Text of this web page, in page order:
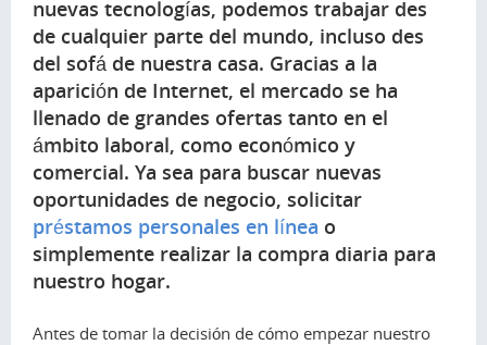
nuevas tecnologías, podemos trabajar des
de cualquier parte del mundo, incluso des
del sofá de nuestra casa. Gracias a la
aparición de Internet, el mercado se ha
llenado de grandes ofertas tanto en el
ámbito laboral, como económico y
comercial. Ya sea para buscar nuevas
oportunidades de negocio, solicitar
préstamos personales en línea o
simplemente realizar la compra diaria para
nuestro hogar.
Antes de tomar la decisión de cómo empezar nuestro